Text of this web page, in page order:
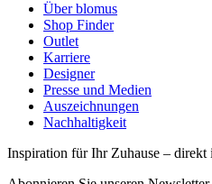
Über blomus
Shop Finder
Outlet
Karriere
Designer
Presse und Medien
Auszeichnungen
Nachhaltigkeit
Inspiration für Ihr Zuhause – direkt